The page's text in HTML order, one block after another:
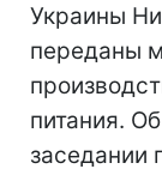
Украины
переданы
питания.
заседании